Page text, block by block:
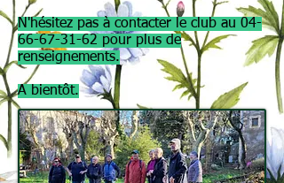
N'hésitez pas à contacter le club au 04-
66-67-31-62 pour plus de
renseignements.
A bientôt.